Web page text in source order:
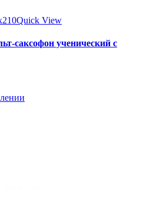
Quick View
саксофон ученический с